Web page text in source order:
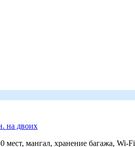
на двоих
мест, мангал, хранение багажа, Wi-